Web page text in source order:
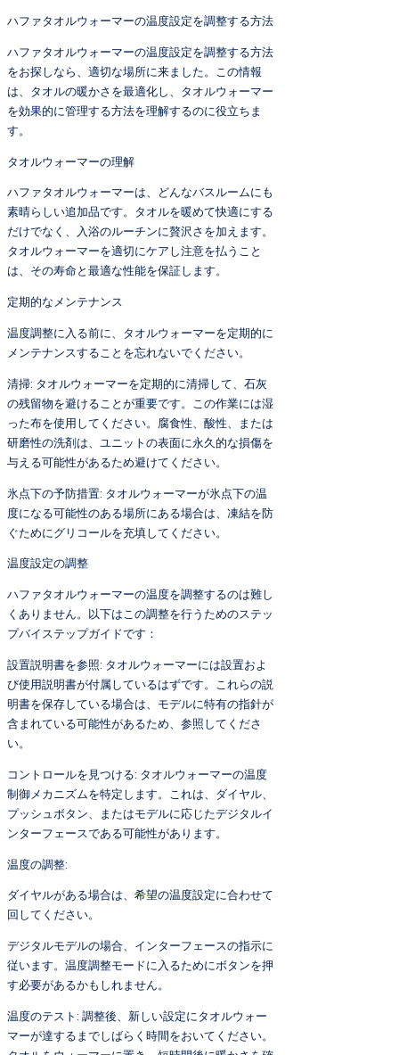
ハファタオルウォーマーの温度設定を調整する方法
ハファタオルウォーマーの温度設定を調整する方法
をお探しなら、適切な場所に来ました。この情報
は、タオルの暖かさを最適化し、タオルウォーマー
を効果的に管理する方法を理解するのに役立ちま
す。
タオルウォーマーの理解
ハファタオルウォーマーは、どんなバスルームにも
素晴らしい追加品です。タオルを暖めて快適にする
だけでなく、入浴のルーチンに贅沢さを加えます。
タオルウォーマーを適切にケアし注意を払うこと
は、その寿命と最適な性能を保証します。
定期的なメンテナンス
温度調整に入る前に、タオルウォーマーを定期的に
メンテナンスすることを忘れないでください。
清掃: タオルウォーマーを定期的に清掃して、石灰
の残留物を避けることが重要です。この作業には湿
った布を使用してください。腐食性、酸性、または
研磨性の洗剤は、ユニットの表面に永久的な損傷を
与える可能性があるため避けてください。
氷点下の予防措置: タオルウォーマーが氷点下の温
度になる可能性のある場所にある場合は、凍結を防
ぐためにグリコールを充填してください。
温度設定の調整
ハファタオルウォーマーの温度を調整するのは難し
くありません。以下はこの調整を行うためのステッ
プバイステップガイドです：
設置説明書を参照: タオルウォーマーには設置およ
び使用説明書が付属しているはずです。これらの説
明書を保存している場合は、モデルに特有の指針が
含まれている可能性があるため、参照してくださ
い。
コントロールを見つける: タオルウォーマーの温度
制御メカニズムを特定します。これは、ダイヤル、
プッシュボタン、またはモデルに応じたデジタルイ
ンターフェースである可能性があります。
温度の調整:
ダイヤルがある場合は、希望の温度設定に合わせて
回してください。
デジタルモデルの場合、インターフェースの指示に
従います。温度調整モードに入るためにボタンを押
す必要があるかもしれません。
温度のテスト: 調整後、新しい設定にタオルウォー
マーが達するまでしばらく時間をおいてください。